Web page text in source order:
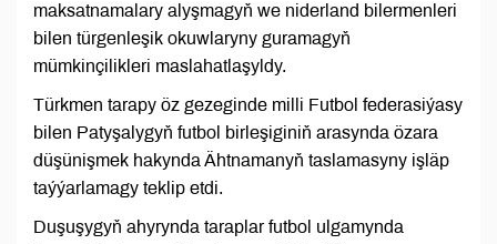
maksatnamalary alyşmagyň we niderland bilermenleri
bilen türgenleşik okuwlaryny guramagyň
mümkinçilikleri maslahatlaşyldy.
Türkmen tarapy öz gezeginde milli Futbol federasiýasy
bilen Patyşalygyň futbol birleşiginiň arasynda özara
düşünişmek hakynda Ähtnamanyň taslamasyny işläp
taýýarlamagy teklip etdi.
Duşuşygyň ahyrynda taraplar futbol ulgamynda